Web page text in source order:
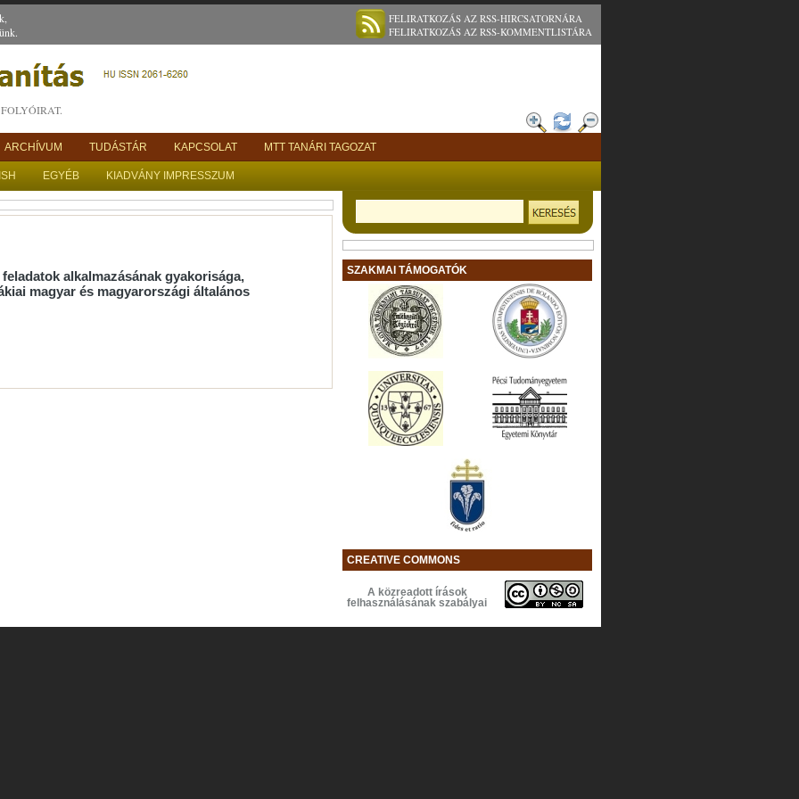
FELIRATKOZÁS AZ RSS-HIRCSATORNÁRA
FELIRATKOZÁS AZ RSS-KOMMENTLISTÁRA
ARCHÍVUM TUDÁSTÁR KAPCSOLAT MTT TANÁRI TAGOZAT
EGYÉB KIADVÁNY IMPRESSZUM
alkalmazásának gyakorisága,
magyar és magyarországi általános
SZAKMAI TÁMOGATÓK
CREATIVE COMMONS
A közreadott írások
felhasználásának szabályai